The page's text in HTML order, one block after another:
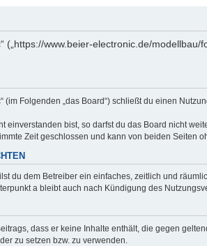
(„https://www.beier-electronic.de/
(im Folgenden „das Board“) schließt du einen
einverstanden bist, so darfst du das Board nicht
Zeit geschlossen und kann von beiden Seiten
du dem Betreiber ein einfaches, zeitlich und
a bleibt auch nach Kündigung des
dass er keine Inhalte enthält, die gegen
zu setzen bzw. zu verwenden.